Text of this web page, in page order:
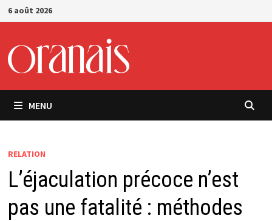
Passer
au
6 août 2026
MENU
RELATION
L’éjaculation précoce n’est
pas une fatalité : méthodes